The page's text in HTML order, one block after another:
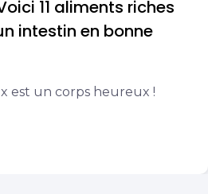
11 aliments riches
intestin en bonne
est un corps heureux !